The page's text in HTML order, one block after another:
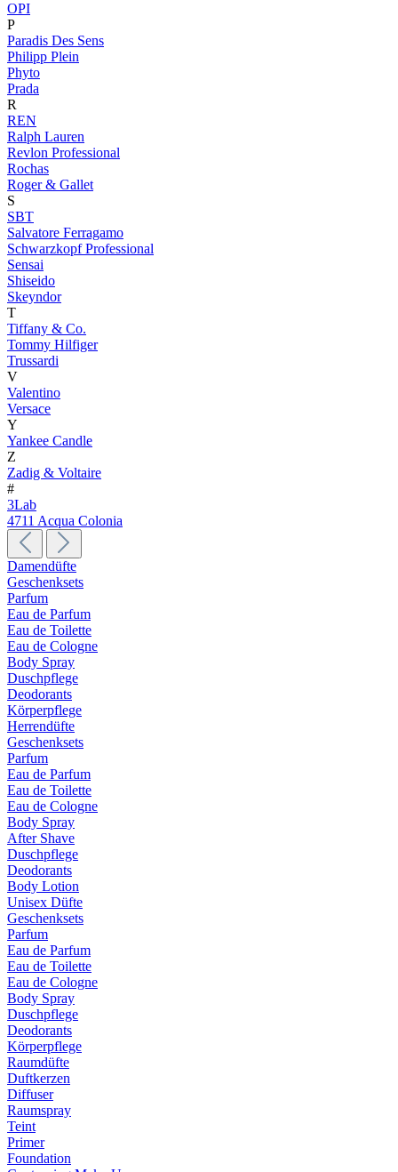
OPI
P
Paradis Des Sens
Philipp Plein
Phyto
Prada
R
REN
Ralph Lauren
Revlon Professional
Rochas
Roger & Gallet
S
SBT
Salvatore Ferragamo
Schwarzkopf Professional
Sensai
Shiseido
Skeyndor
T
Tiffany & Co.
Tommy Hilfiger
Trussardi
V
Valentino
Versace
Y
Yankee Candle
Z
Zadig & Voltaire
#
3Lab
4711 Acqua Colonia
Damendüfte
Geschenksets
Parfum
Eau de Parfum
Eau de Toilette
Eau de Cologne
Body Spray
Duschpflege
Deodorants
Körperpflege
Herrendüfte
Geschenksets
Parfum
Eau de Parfum
Eau de Toilette
Eau de Cologne
Body Spray
After Shave
Duschpflege
Deodorants
Body Lotion
Unisex Düfte
Geschenksets
Parfum
Eau de Parfum
Eau de Toilette
Eau de Cologne
Body Spray
Duschpflege
Deodorants
Körperpflege
Raumdüfte
Duftkerzen
Diffuser
Raumspray
Teint
Primer
Foundation